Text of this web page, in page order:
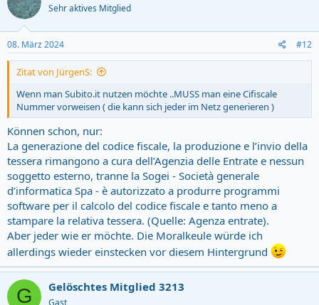
Sehr aktives Mitglied
08. März 2024 #12
Zitat von JürgenS:
Wenn man Subito.it nutzen möchte ..MUSS man eine Cifiscale
Nummer vorweisen ( die kann sich jeder im Netz generieren )
Können schon, nur:
La generazione del codice fiscale, la produzione e l’invio della
tessera rimangono a cura dell’Agenzia delle Entrate e nessun
soggetto esterno, tranne la Sogei - Società generale
d’informatica Spa - è autorizzato a produrre programmi
software per il calcolo del codice fiscale e tanto meno a
stampare la relativa tessera. (Quelle: Agenza entrate).
Aber jeder wie er möchte. Die Moralkeule würde ich
allerdings wieder einstecken vor diesem Hintergrund
G Gelöschtes Mitglied 3213
Gast